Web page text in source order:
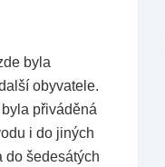
byla
obyvatele.
přiváděná
i do jiných
do šedesátých